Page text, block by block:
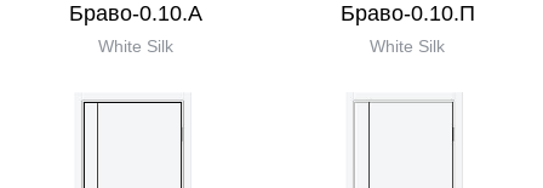
Браво-0.10.А
White Silk
Браво-0.10.П
White Silk